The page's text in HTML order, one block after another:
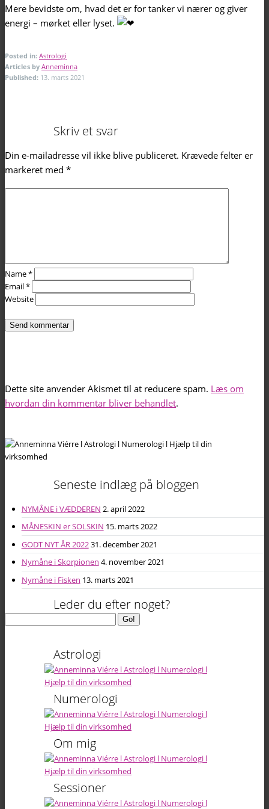
Mere bevidste om, hvad det er for tanker vi nærer og giver
energi – mørket eller lyset.
Posted in: Astrologi
Articles by Anneminna
Published: 13. marts 2021
Skriv et svar
Din e-mailadresse vil ikke blive publiceret. Krævede felter er
markeret med *
Name*
Email*
Website
Dette site anvender Akismet til at reducere spam. Læs om
hvordan din kommentar bliver behandlet.
Seneste indlæg på bloggen
NYMÅNE i VÆDDEREN 2. april 2022
MÅNESKIN er SOLSKIN 15. marts 2022
GODT NYT ÅR 202231. december 2021
Nymåne i Skorpionen 4. november 2021
Nymåne i Fisken 13. marts 2021
Leder du efter noget?
Go!
Astrologi
Numerologi
Om mig
Sessioner